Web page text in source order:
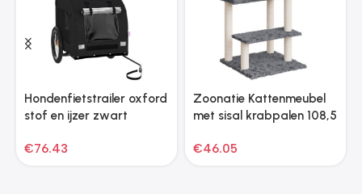
Hondenfietstrailer oxford
stof en ijzer zwart
€76.43
Zoonatie Kattenmeubel
met sisal krabpalen 108,5
€46.05